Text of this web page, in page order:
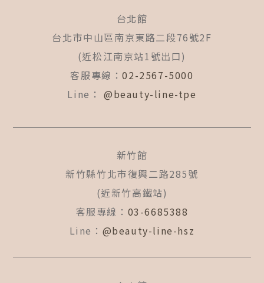
o
k
-
f
a
g
r
a
m
b
e
台北館
台北市中山區南京東路二段76號2F
(近松江南京站1號出口)
客服專線：02-2567-5000
Line： @beauty-line-tpe
新竹館
新竹縣竹北市復興二路285號
(近新竹高鐵站)
客服專線： 03-6685388
Line： @beauty-line-hsz